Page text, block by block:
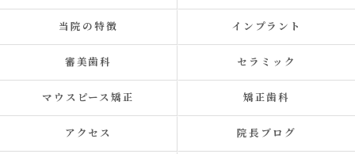
当院の特徴 インプラント
審美歯科 セラミック
マウスピース矯正 矯正歯科
アクセス 院長ブログ